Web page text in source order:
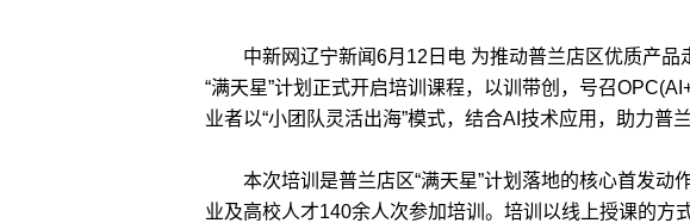
中新网辽宁新闻6月12日电 为推动普兰店区优质产品
“满天星”计划正式开启培训课程，以训带创，号召
业者以“小团队灵活出海”模式，结合AI技术应用，助力普
本次培训是普兰店区“满天星”计划落地的核心首发动
业及高校人才140余人次参加培训。培训以线上授课的方